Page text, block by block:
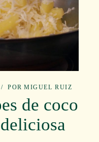
POR MIGUEL RUIZ
de coco